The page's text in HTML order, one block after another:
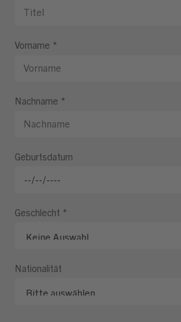
Vorname *
Nachname *
Geburtsdatum
Geschlecht *
Nationalität